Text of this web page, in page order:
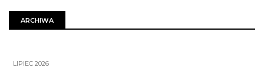
ARCHIWA
LIPIEC 2026